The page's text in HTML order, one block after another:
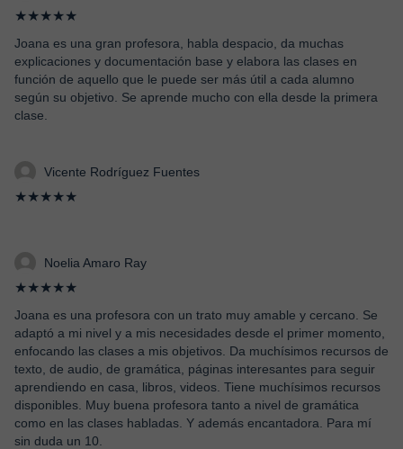
★★★★★
Joana es una gran profesora, habla despacio, da muchas
explicaciones y documentación base y elabora las clases en
función de aquello que le puede ser más útil a cada alumno
según su objetivo. Se aprende mucho con ella desde la primera
clase.
Vicente Rodríguez Fuentes
★★★★★
Noelia Amaro Ray
★★★★★
Joana es una profesora con un trato muy amable y cercano. Se
adaptó a mi nivel y a mis necesidades desde el primer momento,
enfocando las clases a mis objetivos. Da muchísimos recursos de
texto, de audio, de gramática, páginas interesantes para seguir
aprendiendo en casa, libros, videos. Tiene muchísimos recursos
disponibles. Muy buena profesora tanto a nivel de gramática
como en las clases habladas. Y además encantadora. Para mí
sin duda un 10.